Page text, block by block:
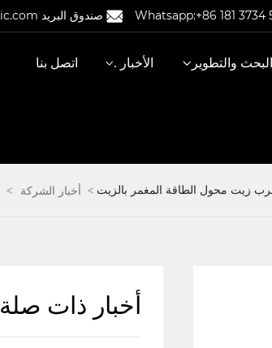
Whatsapp:+86 181 3734 صندوق البريد dtl-coco@ditelielectric.com
البحث والتطوير الأخبار . اتصل بنا
أخبار الشركة زيت محول الطاقة المغمر بالزيت
أخبار ذات صلة